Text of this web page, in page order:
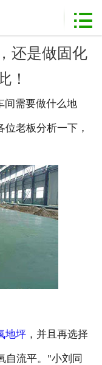
网站首页
关于我们
产品展示
新闻资讯
行业资讯
服务流程
联系我们

还是做固化
！
间需要做什么地
老板分析一下，
地坪，并且再选择
自流平。"小刘同